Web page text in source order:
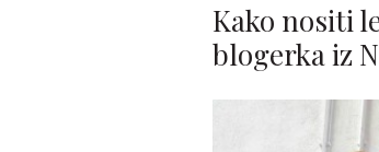
Kako nositi
blogerka iz